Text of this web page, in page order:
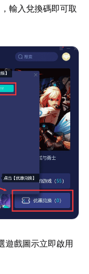
輸入兌換碼即可取
遊戲圖示立即啟用